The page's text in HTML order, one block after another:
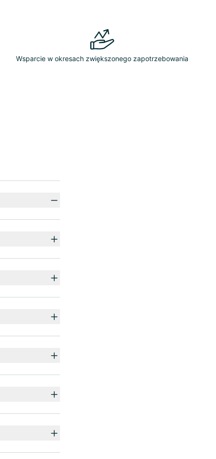
Wsparcie w okresach zwiększonego zapotrzebowania